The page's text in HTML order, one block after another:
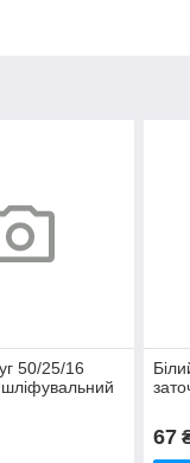
50/25/16
67